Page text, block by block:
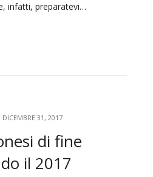
infatti, preparatevi…
DICEMBRE 31, 2017
di fine
il 2017